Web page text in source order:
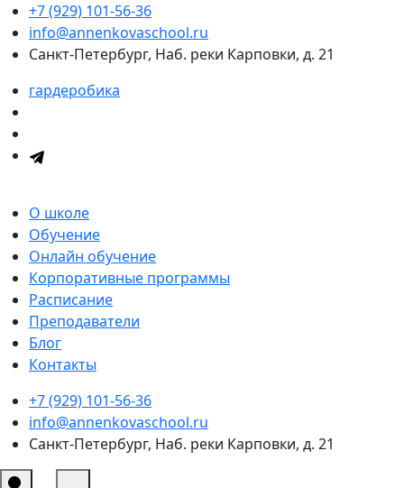
+7 (929) 101-56-36
info@annenkovaschool.ru
Санкт-Петербург, Наб. реки Карповки, д. 21
гардеробика
О школе
Обучение
Онлайн обучение
Корпоративные программы
Расписание
Преподаватели
Блог
Контакты
+7 (929) 101-56-36
info@annenkovaschool.ru
Санкт-Петербург, Наб. реки Карповки, д. 21